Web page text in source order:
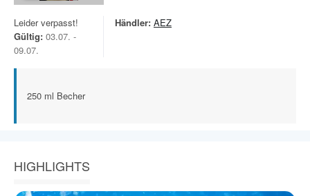
Leider verpasst!
Gültig: 03.07. -
09.07.
Händler: AEZ
250 ml Becher
HIGHLIGHTS